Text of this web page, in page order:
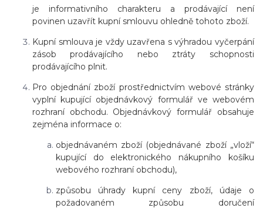
je informativního charakteru a prodávající není
povinen uzavřít kupní smlouvu ohledně tohoto zboží.
Kupní smlouva je vždy uzavřena s výhradou vyčerpání
zásob prodávajícího nebo ztráty schopnosti
prodávajícího plnit.
Pro objednání zboží prostřednictvím webové stránky
vyplní kupující objednávkový formulář ve webovém
rozhraní obchodu. Objednávkový formulář obsahuje
zejména informace o:
objednávaném zboží (objednávané zboží „vloží“
kupující do elektronického nákupního košíku
webového rozhraní obchodu),
způsobu úhrady kupní ceny zboží, údaje o
požadovaném způsobu doručení